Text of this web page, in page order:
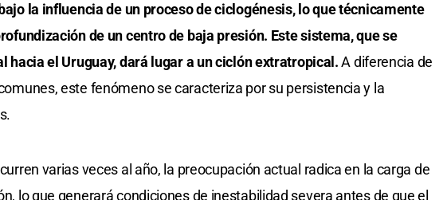
la influencia de un proceso de ciclogénesis, lo que técnicamente
de un centro de baja presión. Este sistema, que se
hacia el Uruguay, dará lugar a un ciclón extratropical.A diferencia de
este fenómeno se caracteriza por su persistencia y la
varias veces al año, la preocupación actual radica en la carga de
lo que generará condiciones de inestabilidad severa antes de que el